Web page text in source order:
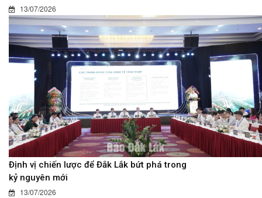
13/07/2026
Định vị chiến lược để Đắk Lắk bứt phá trong
kỷ nguyên mới
13/07/2026